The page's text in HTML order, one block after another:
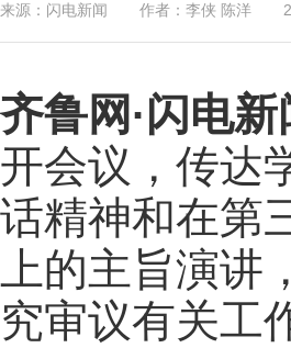
来源： 闪电新闻 作者： 李侠 陈洋
齐鲁网 ·闪电
开会议，传达
话精神和在第
上的主旨演
究审议有关工